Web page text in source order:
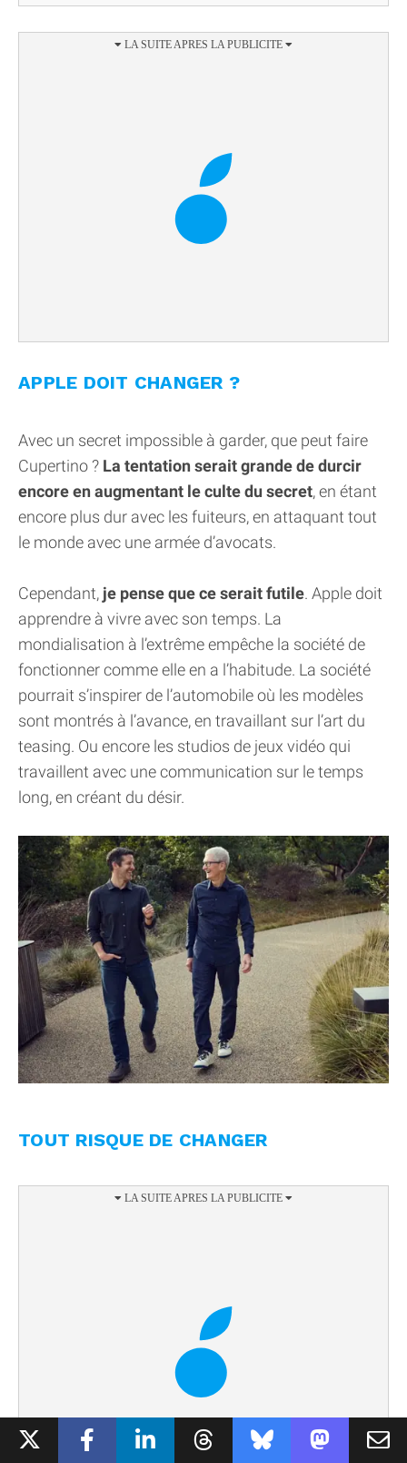
APPLE DOIT CHANGER ?
Avec un secret impossible à garder, que peut faire
Cupertino ? La tentation serait grande de durcir
encore en augmentant le culte du secret, en étant
encore plus dur avec les fuiteurs, en attaquant tout
le monde avec une armée d’avocats.
Cependant, je pense que ce serait futile. Apple doit
apprendre à vivre avec son temps. La
mondialisation à l’extrême empêche la société de
fonctionner comme elle en a l’habitude. La société
pourrait s’inspirer de l’automobile où les modèles
sont montrés à l’avance, en travaillant sur l’art du
teasing. Ou encore les studios de jeux vidéo qui
travaillent avec une communication sur le temps
long, en créant du désir.
TOUT RISQUE DE CHANGER